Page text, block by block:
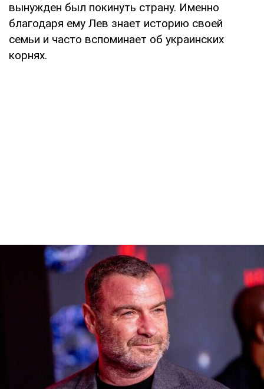
вынужден был покинуть страну. Именно
благодаря ему Лев знает историю своей
семьи и часто вспоминает об украинских
корнях.